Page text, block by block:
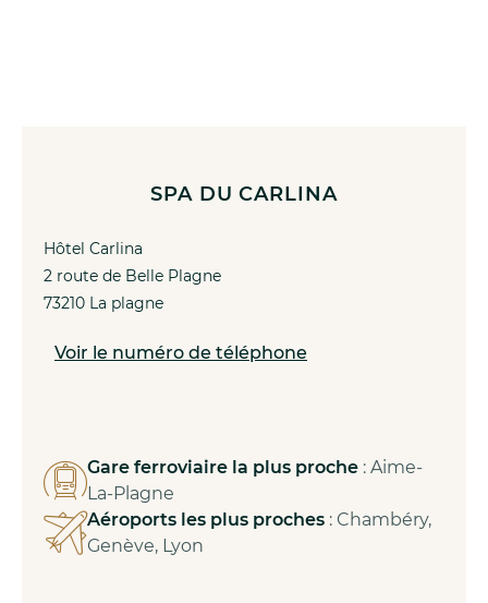
SPA DU CARLINA
Hôtel Carlina
2 route de Belle Plagne
73210 La plagne
Voir le numéro de téléphone
Gare ferroviaire la plus proche : Aime-
La-Plagne
Aéroports les plus proches : Chambéry,
Genève, Lyon